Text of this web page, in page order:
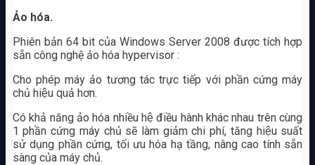
Ảo hóa.
Phiên bản 64 bit của Windows Server 2008 được tích hợp
sẵn công nghệ ảo hóa hypervisor :
Cho phép máy ảo tương tác trực tiếp với phần cứng máy
chủ hiệu quả hơn.
Có khả năng ảo hóa nhiều hệ điều hành khác nhau trên cùng
1 phần cứng máy chủ sẽ làm giảm chi phí, tăng hiệu suất
sử dụng phần cứng, tối ưu hóa hạ tầng, nâng cao tính sẵn
sàng của máy chủ.